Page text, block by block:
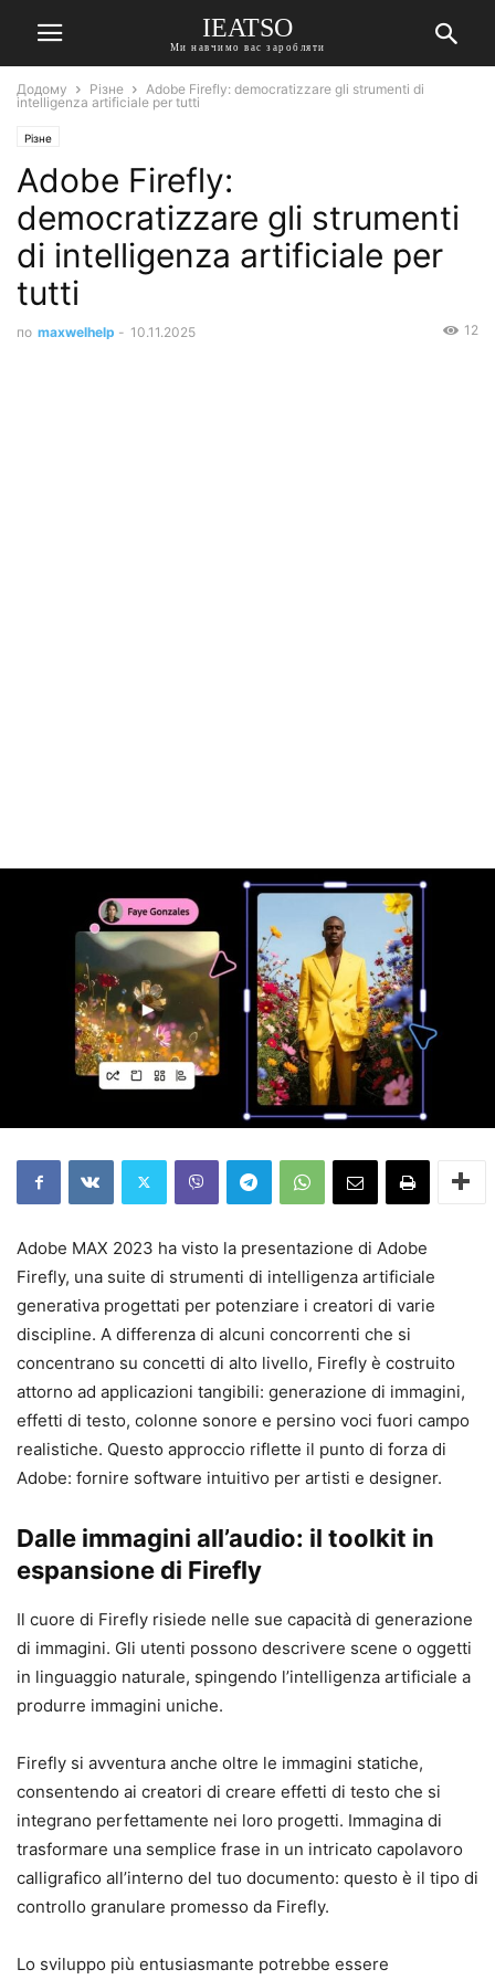
IEATSO
Ми навчимо вас заробляти
Додому Різне
Adobe Firefly: democratizzare gli strumenti di
intelligenza artificiale per tutti
Різне
Adobe Firefly:
democratizzare gli strumenti
di intelligenza artificiale per
tutti
по maxwelhelp - 10.11.2025 12
Adobe MAX 2023 ha visto la presentazione di Adobe
Firefly, una suite di strumenti di intelligenza artificiale
generativa progettati per potenziare i creatori di varie
discipline. A differenza di alcuni concorrenti che si
concentrano su concetti di alto livello, Firefly è costruito
attorno ad applicazioni tangibili: generazione di immagini,
effetti di testo, colonne sonore e persino voci fuori campo
realistiche. Questo approccio riflette il punto di forza di
Adobe: fornire software intuitivo per artisti e designer.
Dalle immagini all’audio: il toolkit in
espansione di Firefly
Il cuore di Firefly risiede nelle sue capacità di generazione
di immagini. Gli utenti possono descrivere scene o oggetti
in linguaggio naturale, spingendo l’intelligenza artificiale a
produrre immagini uniche.
Firefly si avventura anche oltre le immagini statiche,
consentendo ai creatori di creare effetti di testo che si
integrano perfettamente nei loro progetti. Immagina di
trasformare una semplice frase in un intricato capolavoro
calligrafico all’interno del tuo documento: questo è il tipo di
controllo granulare promesso da Firefly.
Lo sviluppo più entusiasmante potrebbe essere